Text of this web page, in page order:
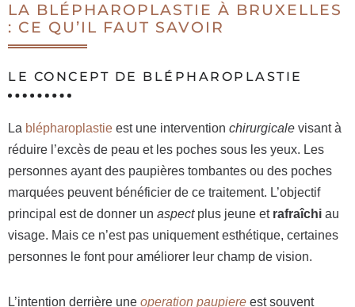
LA BLÉPHAROPLASTIE À BRUXELLES
: CE QU’IL FAUT SAVOIR
LE CONCEPT DE BLÉPHAROPLASTIE
La blépharoplastie est une intervention chirurgicale visant à
réduire l’excès de peau et les poches sous les yeux. Les
personnes ayant des paupières tombantes ou des poches
marquées peuvent bénéficier de ce traitement. L’objectif
principal est de donner un aspectplus jeune et rafraîchi au
visage. Mais ce n’est pas uniquement esthétique, certaines
personnes le font pour améliorer leur champ de vision.
L’intention derrière une operation paupiere est souvent